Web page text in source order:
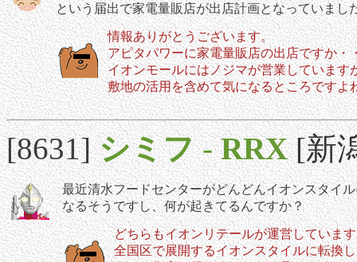
という届出で家電量販店が出店計画となっていまし
情報ありがとうございます。
アピタパワーに家電量販店の出店ですか・
イオンモールにはノジマが営業しています
敷地の活用を含めて気になるところですよ
[8631]シミフ-RRX [新
最近清水フードセンターがどんどんイオンスタイ
なるそうですし、何が起きてるんですか？
どちらもイオンリテールが運営していま
全国区で展開するイオンスタイルに転換